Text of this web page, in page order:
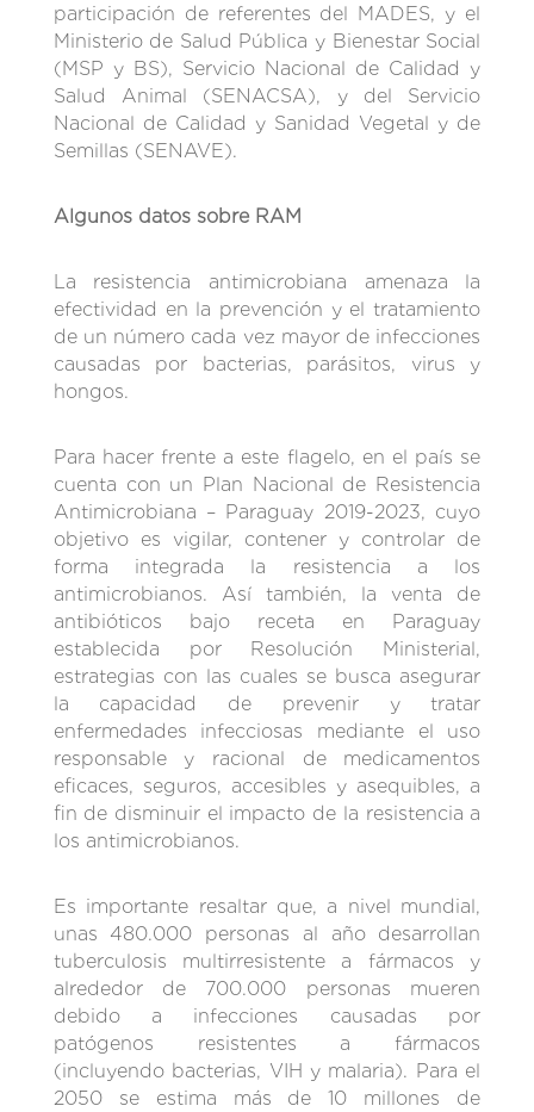
participación de referentes del MADES, y el
Ministerio de Salud Pública y Bienestar Social
(MSP y BS), Servicio Nacional de Calidad y
Salud Animal (SENACSA), y del Servicio
Nacional de Calidad y Sanidad Vegetal y de
Semillas (SENAVE).
Algunos datos sobre RAM
La resistencia antimicrobiana amenaza la
efectividad en la prevención y el tratamiento
de un número cada vez mayor de infecciones
causadas por bacterias, parásitos, virus y
hongos.
Para hacer frente a este flagelo, en el país se
cuenta con un Plan Nacional de Resistencia
Antimicrobiana – Paraguay 2019-2023, cuyo
objetivo es vigilar, contener y controlar de
forma integrada la resistencia a los
antimicrobianos. Así también, la venta de
antibióticos bajo receta en Paraguay
establecida por Resolución Ministerial,
estrategias con las cuales se busca asegurar
la capacidad de prevenir y tratar
enfermedades infecciosas mediante el uso
responsable y racional de medicamentos
eficaces, seguros, accesibles y asequibles, a
fin de disminuir el impacto de la resistencia a
los antimicrobianos.
Es importante resaltar que, a nivel mundial,
unas 480.000 personas al año desarrollan
tuberculosis multirresistente a fármacos y
alrededor de 700.000 personas mueren
debido a infecciones causadas por
patógenos resistentes a fármacos
(incluyendo bacterias, VIH y malaria). Para el
2050 se estima más de 10 millones de